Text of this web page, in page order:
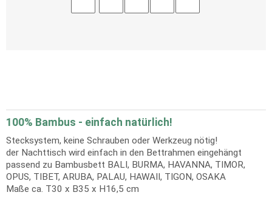
100% Bambus - einfach natürlich!
Stecksystem, keine Schrauben oder Werkzeug nötig!
der Nachttisch wird einfach in den Bettrahmen eingehängt
passend zu Bambusbett BALI, BURMA, HAVANNA, TIMOR,
OPUS, TIBET, ARUBA, PALAU, HAWAII, TIGON, OSAKA
Maße ca. T30 x B35 x H16,5 cm